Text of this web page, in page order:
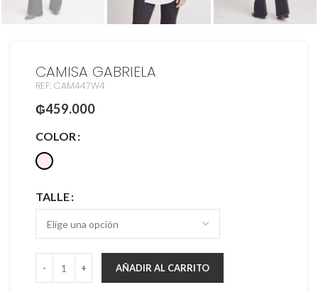
CAMISA GABRIELA
REF: CAM447W4
₲459.000
COLOR
TALLE
AÑADIR AL CARRITO